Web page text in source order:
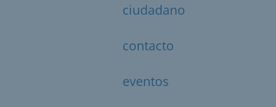
ciudadano
contacto
eventos